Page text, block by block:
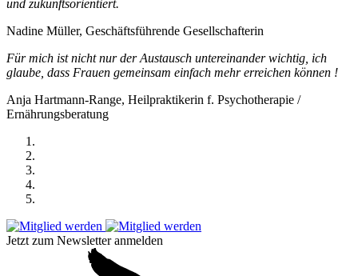
und zukunftsorientiert.
Nadine Müller, Geschäftsführende Gesellschafterin
Für mich ist nicht nur der Austausch untereinander wichtig, ich
glaube, dass Frauen gemeinsam einfach mehr erreichen können !
Anja Hartmann-Range, Heilpraktikerin f. Psychotherapie /
Ernährungsberatung
Jetzt zum Newsletter anmelden